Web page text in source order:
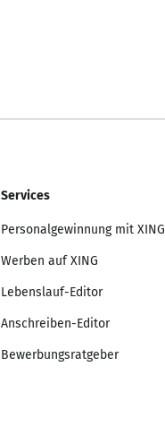
Services
Personalgewinnung mit XING
Werben auf XING
Lebenslauf-Editor
Anschreiben-Editor
Bewerbungsratgeber